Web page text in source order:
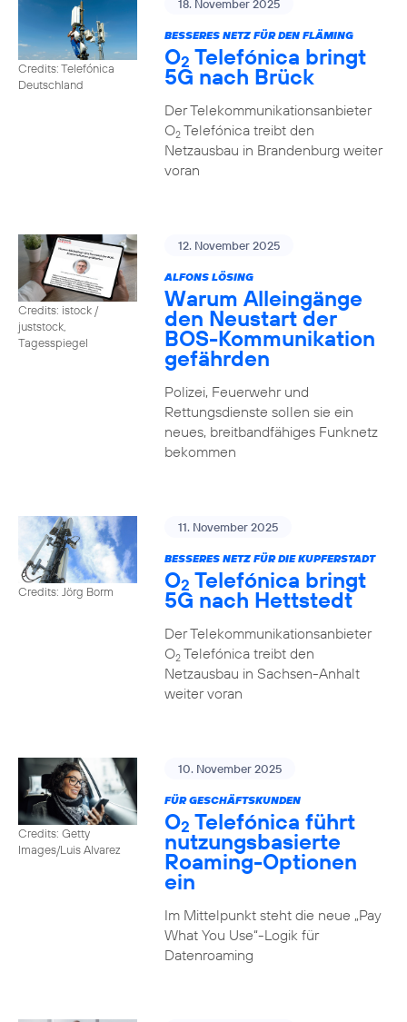
Credits: Telefónica
Deutschland
18. November 2025
BESSERES NETZ FÜR DEN FLÄMING
O2 Telefónica bringt
5G nach Brück
Der Telekommunikationsanbieter
O2Telefónica treibt den
Netzausbau in Brandenburg weiter
voran
Credits: istock /
juststock,
Tagesspiegel
12. November 2025
ALFONS LÖSING
Warum Alleingänge
den Neustart der
BOS-Kommunikation
gefährden
Polizei, Feuerwehr und
Rettungsdienste sollen sie ein
neues, breitbandfähiges Funknetz
bekommen
Credits: Jörg Borm
11. November 2025
BESSERES NETZ FÜR DIE KUPFERSTADT
O2 Telefónica bringt
5G nach Hettstedt
Der Telekommunikationsanbieter
O2Telefónica treibt den
Netzausbau in Sachsen-Anhalt
weiter voran
Credits: Getty
Images/Luis Alvarez
10. November 2025
FÜR GESCHÄFTSKUNDEN
O2 Telefónica führt
nutzungs­basierte
Roaming-Optionen
ein
Im Mittelpunkt steht die neue „Pay
What You Use“-Logik für
Datenroaming